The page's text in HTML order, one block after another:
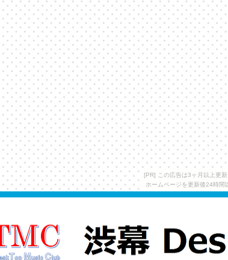
[PR] この広告は3ヶ月以上更新
ホームページを更新後24時間